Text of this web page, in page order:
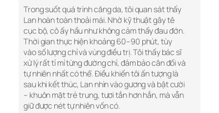
Trong suốt quá trình căng da, tôi quan sát thấy
Lan hoàn toàn thoải mái. Nhờ kỹ thuật gây tê
cục bộ, cô ấy hầu như không cảm thấy đau đớn.
Thời gian thực hiện khoảng 60–90 phút, tùy
vào số lượng chỉ và vùng điều trị. Tôi thấy bác sĩ
xử lý rất tỉ mỉ từng đường chỉ, đảm bảo cân đối và
tự nhiên nhất có thể. Điều khiến tôi ấn tượng là
sau khi kết thúc, Lan nhìn vào gương và bật cười
– khuôn mặt trẻ trung, tươi tắn hơn hẳn, mà vẫn
giữ được nét tự nhiên vốn có.